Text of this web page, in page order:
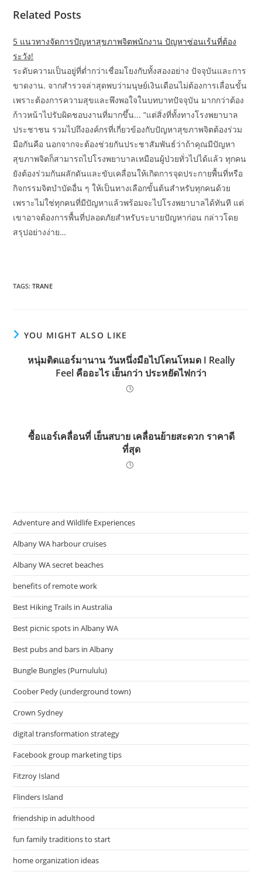
Related Posts
5 แนวทางจัดการปัญหาสุขภาพจิตพนักงาน ปัญหาซ่อนเร้นที่ต้อง
ระวัง!
ระดับความเป็นอยู่ที่ต่ำกว่าเชื่อมโยงกับทั้งสองอย่าง ปัจจุบันและการ
ขาดงาน. จากสำรวจล่าสุดพบว่ามนุษย์เงินเดือนไม่ต้องการเลื่อนขั้น
เพราะต้องการความสุขและพึงพอใจในบทบาทปัจจุบัน มากกว่าต้อง
ก้าวหน้าไปรับผิดชอบงานที่มากขึ้น... “แต่สิ่งที่ทั้งทางโรงพยาบาล
ประชาชน รวมไปถึงองค์กรที่เกี่ยวข้องกับปัญหาสุขภาพจิตต้องร่วม
มือกันคือ นอกจากจะต้องช่วยกันประชาสัมพันธ์ว่าถ้าคุณมีปัญหา
สุขภาพจิตก็สามารถไปโรงพยาบาลเหมือนผู้ป่วยทั่วไปได้แล้ว ทุกคน
ยังต้องร่วมกันผลักดันและขับเคลื่อนให้เกิดการจุดประกายพื้นที่หรือ
กิจกรรมจิตบำบัดอื่น ๆ ให้เป็นทางเลือกขั้นต้นสำหรับทุกคนด้วย
เพราะไม่ใช่ทุกคนที่มีปัญหาแล้วพร้อมจะไปโรงพยาบาลได้ทันที แต่
เขาอาจต้องการพื้นที่ปลอดภัยสำหรับระบายปัญหาก่อน กล่าวโดย
สรุปอย่างง่าย…
TAGS:TRANE
YOU MIGHT ALSO LIKE
หนุ่มติดแอร์มานาน วันหนึ่งมือไปโดนโหมด I Really
Feel คืออะไร เย็นกว่า ประหยัดไฟกว่า
ซื้อแอร์เคลื่อนที่ เย็นสบาย เคลื่อนย้ายสะดวก ราคาดี
ที่สุด
Adventure and Wildlife Experiences
Albany WA harbour cruises
Albany WA secret beaches
benefits of remote work
Best Hiking Trails in Australia
Best picnic spots in Albany WA
Best pubs and bars in Albany
Bungle Bungles (Purnululu)
Coober Pedy (underground town)
Crown Sydney
digital transformation strategy
Facebook group marketing tips
Fitzroy Island
Flinders Island
friendship in adulthood
fun family traditions to start
home organization ideas